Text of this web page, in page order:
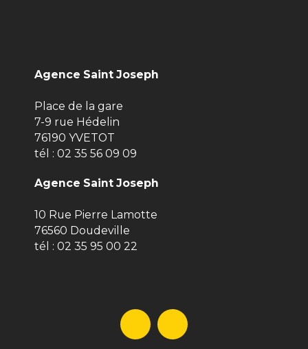
Agence Saint Joseph
Place de la gare
7-9 rue Hédelin
76190 YVETOT
tél : 02 35 56 09 09
Agence Saint Joseph
10 Rue Pierre Lamotte
76560 Doudeville
tél : 02 35 95 00 22